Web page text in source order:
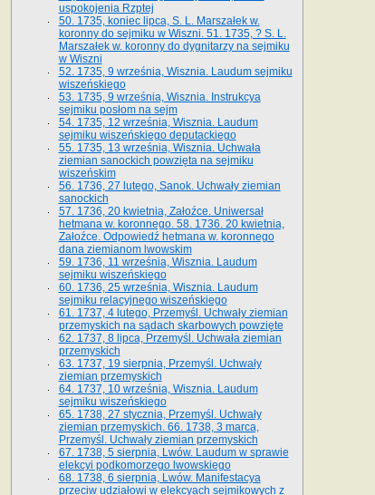
uspokojenia Rzptej
50. 1735, koniec lipca, S. L. Marszałek w.
koronny do sejmiku w Wiszni. 51. 1735, ? S. L.
Marszałek w. koronny do dygnitarzy na sejmiku
w Wiszni
52. 1735, 9 września, Wisznia. Laudum sejmiku
wiszeńskiego
53. 1735, 9 września, Wisznia. Instrukcya
sejmiku posłom na sejm
54. 1735, 12 września, Wisznia. Laudum
sejmiku wiszeńskiego deputackiego
55. 1735, 13 września, Wisznia. Uchwała
ziemian sanockich powzięta na sejmiku
wiszeńskim
56. 1736, 27 lutego, Sanok. Uchwały ziemian
sanockich
57. 1736, 20 kwietnia, Załoźce. Uniwersał
hetmana w. koronnego. 58. 1736. 20 kwietnia,
Załoźce. Odpowiedź hetmana w. koronnego
dana ziemianom lwowskim
59. 1736, 11 września, Wisznia. Laudum
sejmiku wiszeńskiego
60. 1736, 25 września, Wisznia. Laudum
sejmiku relacyjnego wiszeńskiego
61. 1737, 4 lutego, Przemyśl. Uchwały ziemian
przemyskich na sądach skarbowych powzięte
62. 1737, 8 lipca, Przemyśl. Uchwała ziemian
przemyskich
63. 1737, 19 sierpnia, Przemyśl. Uchwały
ziemian przemyskich
64. 1737, 10 września, Wisznia. Laudum
sejmiku wiszeńskiego
65. 1738, 27 stycznia, Przemyśl. Uchwały
ziemian przemyskich­­. 66. 1738, 3 marca,
Przemyśl. Uchwały ziemian przemyskich­
67. 1738, 5 sierpnia, Lwów. Laudum w sprawie
elekcyi podkomorzego lwowskiego
68. 1738, 6 sierpnia, Lwów. Manifestacya
przeciw udziałowi w elekcyach sejmikowych z